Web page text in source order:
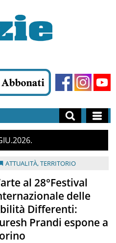
2026
ATTUALITÀ,TERRITORIO
al 28°Festival
delle
Differenti:
Prandi espone a